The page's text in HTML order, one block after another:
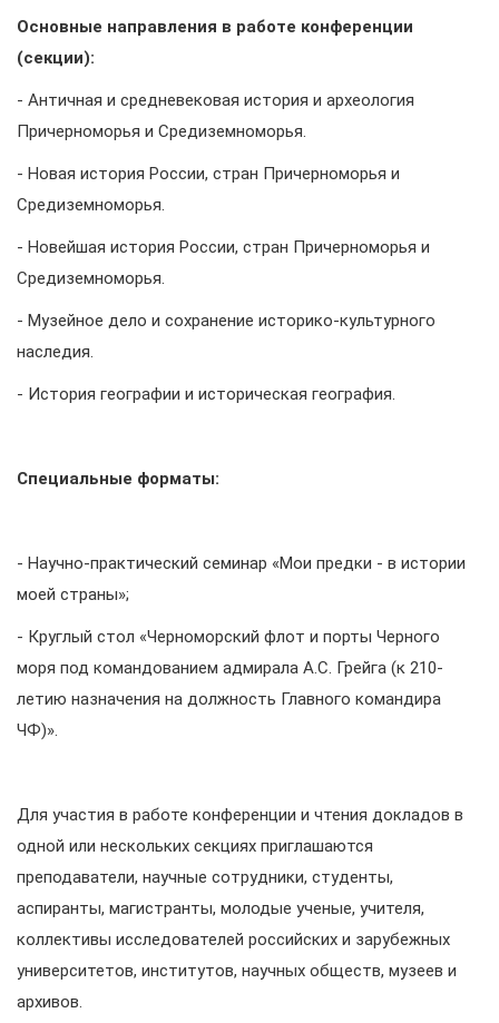
Основные направления в работе конференции
(секции):
- Античная и средневековая история и археология
Причерноморья и Средиземноморья.
- Новая история России, стран Причерноморья и
Средиземноморья.
- Новейшая история России, стран Причерноморья и
Средиземноморья.
- Музейное дело и сохранение историко-культурного
наследия.
- История географии и историческая география.
Специальные форматы:
- Научно-практический семинар «Мои предки - в истории
моей страны»;
- Круглый стол «Черноморский флот и порты Черного
моря под командованием адмирала А.С. Грейга (к 210-
летию назначения на должность Главного командира
ЧФ)».
Для участия в работе конференции и чтения докладов в
одной или нескольких секциях приглашаются
преподаватели, научные сотрудники, студенты,
аспиранты, магистранты, молодые ученые, учителя,
коллективы исследователей российских и зарубежных
университетов, институтов, научных обществ, музеев и
архивов.